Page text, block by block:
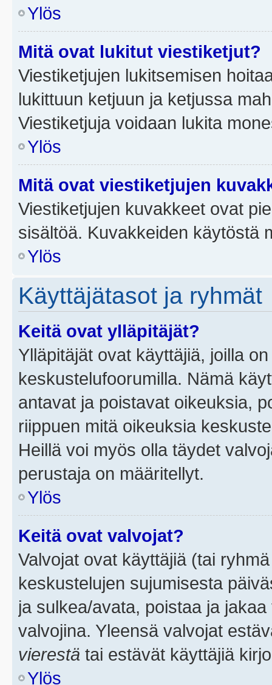
Ylös
Mitä ovat lukitut viestiketjut?
Viestiketjujen lukitsemisen
lukittuun ketjuun ja ketjussa
Viestiketjuja voidaan lukita
Ylös
Mitä ovat viestiketjujen
Viestiketjujen kuvakkeet ovat
sisältöä. Kuvakkeiden käytöstä
Ylös
Käyttäjätasot ja ryhmät
Keitä ovat ylläpitäjät?
Ylläpitäjät ovat käyttäjiä, joilla
keskustelufoorumilla. Nämä
antavat ja poistavat oikeuksia,
riippuen mitä oikeuksia
Heillä voi myös olla täydet
perustaja on määritellyt.
Ylös
Keitä ovat valvojat?
Valvojat ovat käyttäjiä (tai
keskustelujen sujumisesta
ja sulkea/avata, poistaa ja
valvojina. Yleensä valvojat
vierestä tai estävät käyttäjiä
Ylös